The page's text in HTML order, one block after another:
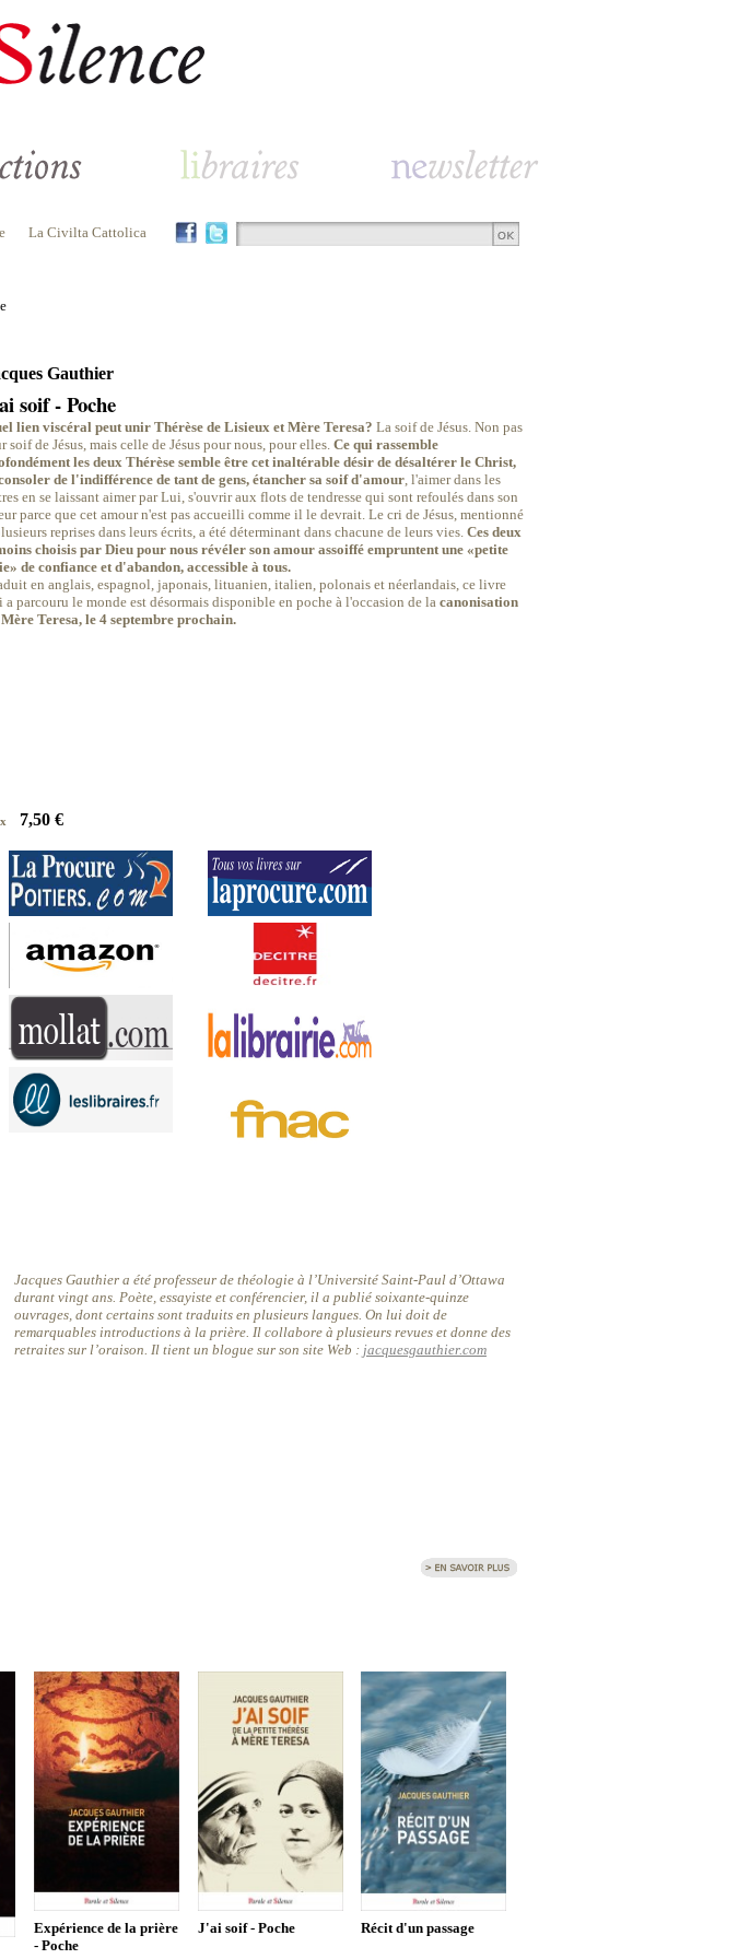
La Civilta Cattolica
Gauthier
soif - Poche
lien viscéral peut unir Thérèse de Lisieux et Mère Teresa? La soif de Jésus. Non pas
soif de Jésus, mais celle de Jésus pour nous, pour elles. Ce qui rassemble
les deux Thérèse semble être cet inaltérable désir de désaltérer le Christ,
de l'indifférence de tant de gens, étancher sa soif d'amour, l'aimer dans les
en se laissant aimer par Lui, s'ouvrir aux flots de tendresse qui sont refoulés dans son
parce que cet amour n'est pas accueilli comme il le devrait. Le cri de Jésus, mentionné
reprises dans leurs écrits, a été déterminant dans chacune de leurs vies. Ces deux
choisis par Dieu pour nous révéler son amour assoiffé empruntent une «petite
de confiance et d'abandon, accessible à tous.
en anglais, espagnol, japonais, lituanien, italien, polonais et néerlandais, ce livre
a parcouru le monde est désormais disponible en poche à l'occasion de lacanonisation
Teresa, le 4 septembre prochain.
7,50 €
Jacques Gauthier a été professeur de théologie à l’Université Saint-Paul d’Ottawa
durant vingt ans. Poète, essayiste et conférencier, il a publié soixante-quinze
ouvrages, dont certains sont traduits en plusieurs langues. On lui doit de
remarquables introductions à la prière. Il collabore à plusieurs revues et donne des
retraites sur l’oraison. Il tient un blogue sur son site Web : jacquesgauthier.com
Expérience de la prière
- Poche
J'ai soif - Poche Récit d'un passage